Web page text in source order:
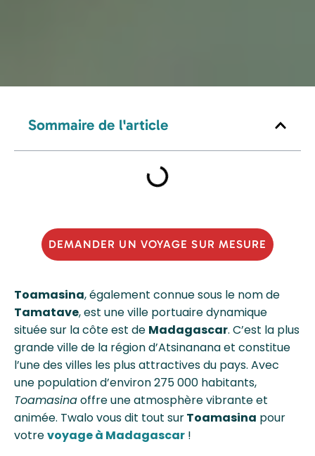
Toamasina, également connue sous le nom de
Tamatave, est une ville portuaire dynamique
située sur la côte est de Madagascar. C’est la plus
grande ville de la région d’Atsinanana et constitue
l’une des villes les plus attractives du pays. Avec
une population d’environ 275 000 habitants,
Toamasinaoffre une atmosphère vibrante et
animée. Twalo vous dit tout surToamasina pour
votrevoyage à Madagascar !
Sommaire de l'article
DEMANDER UN VOYAGE SUR MESURE